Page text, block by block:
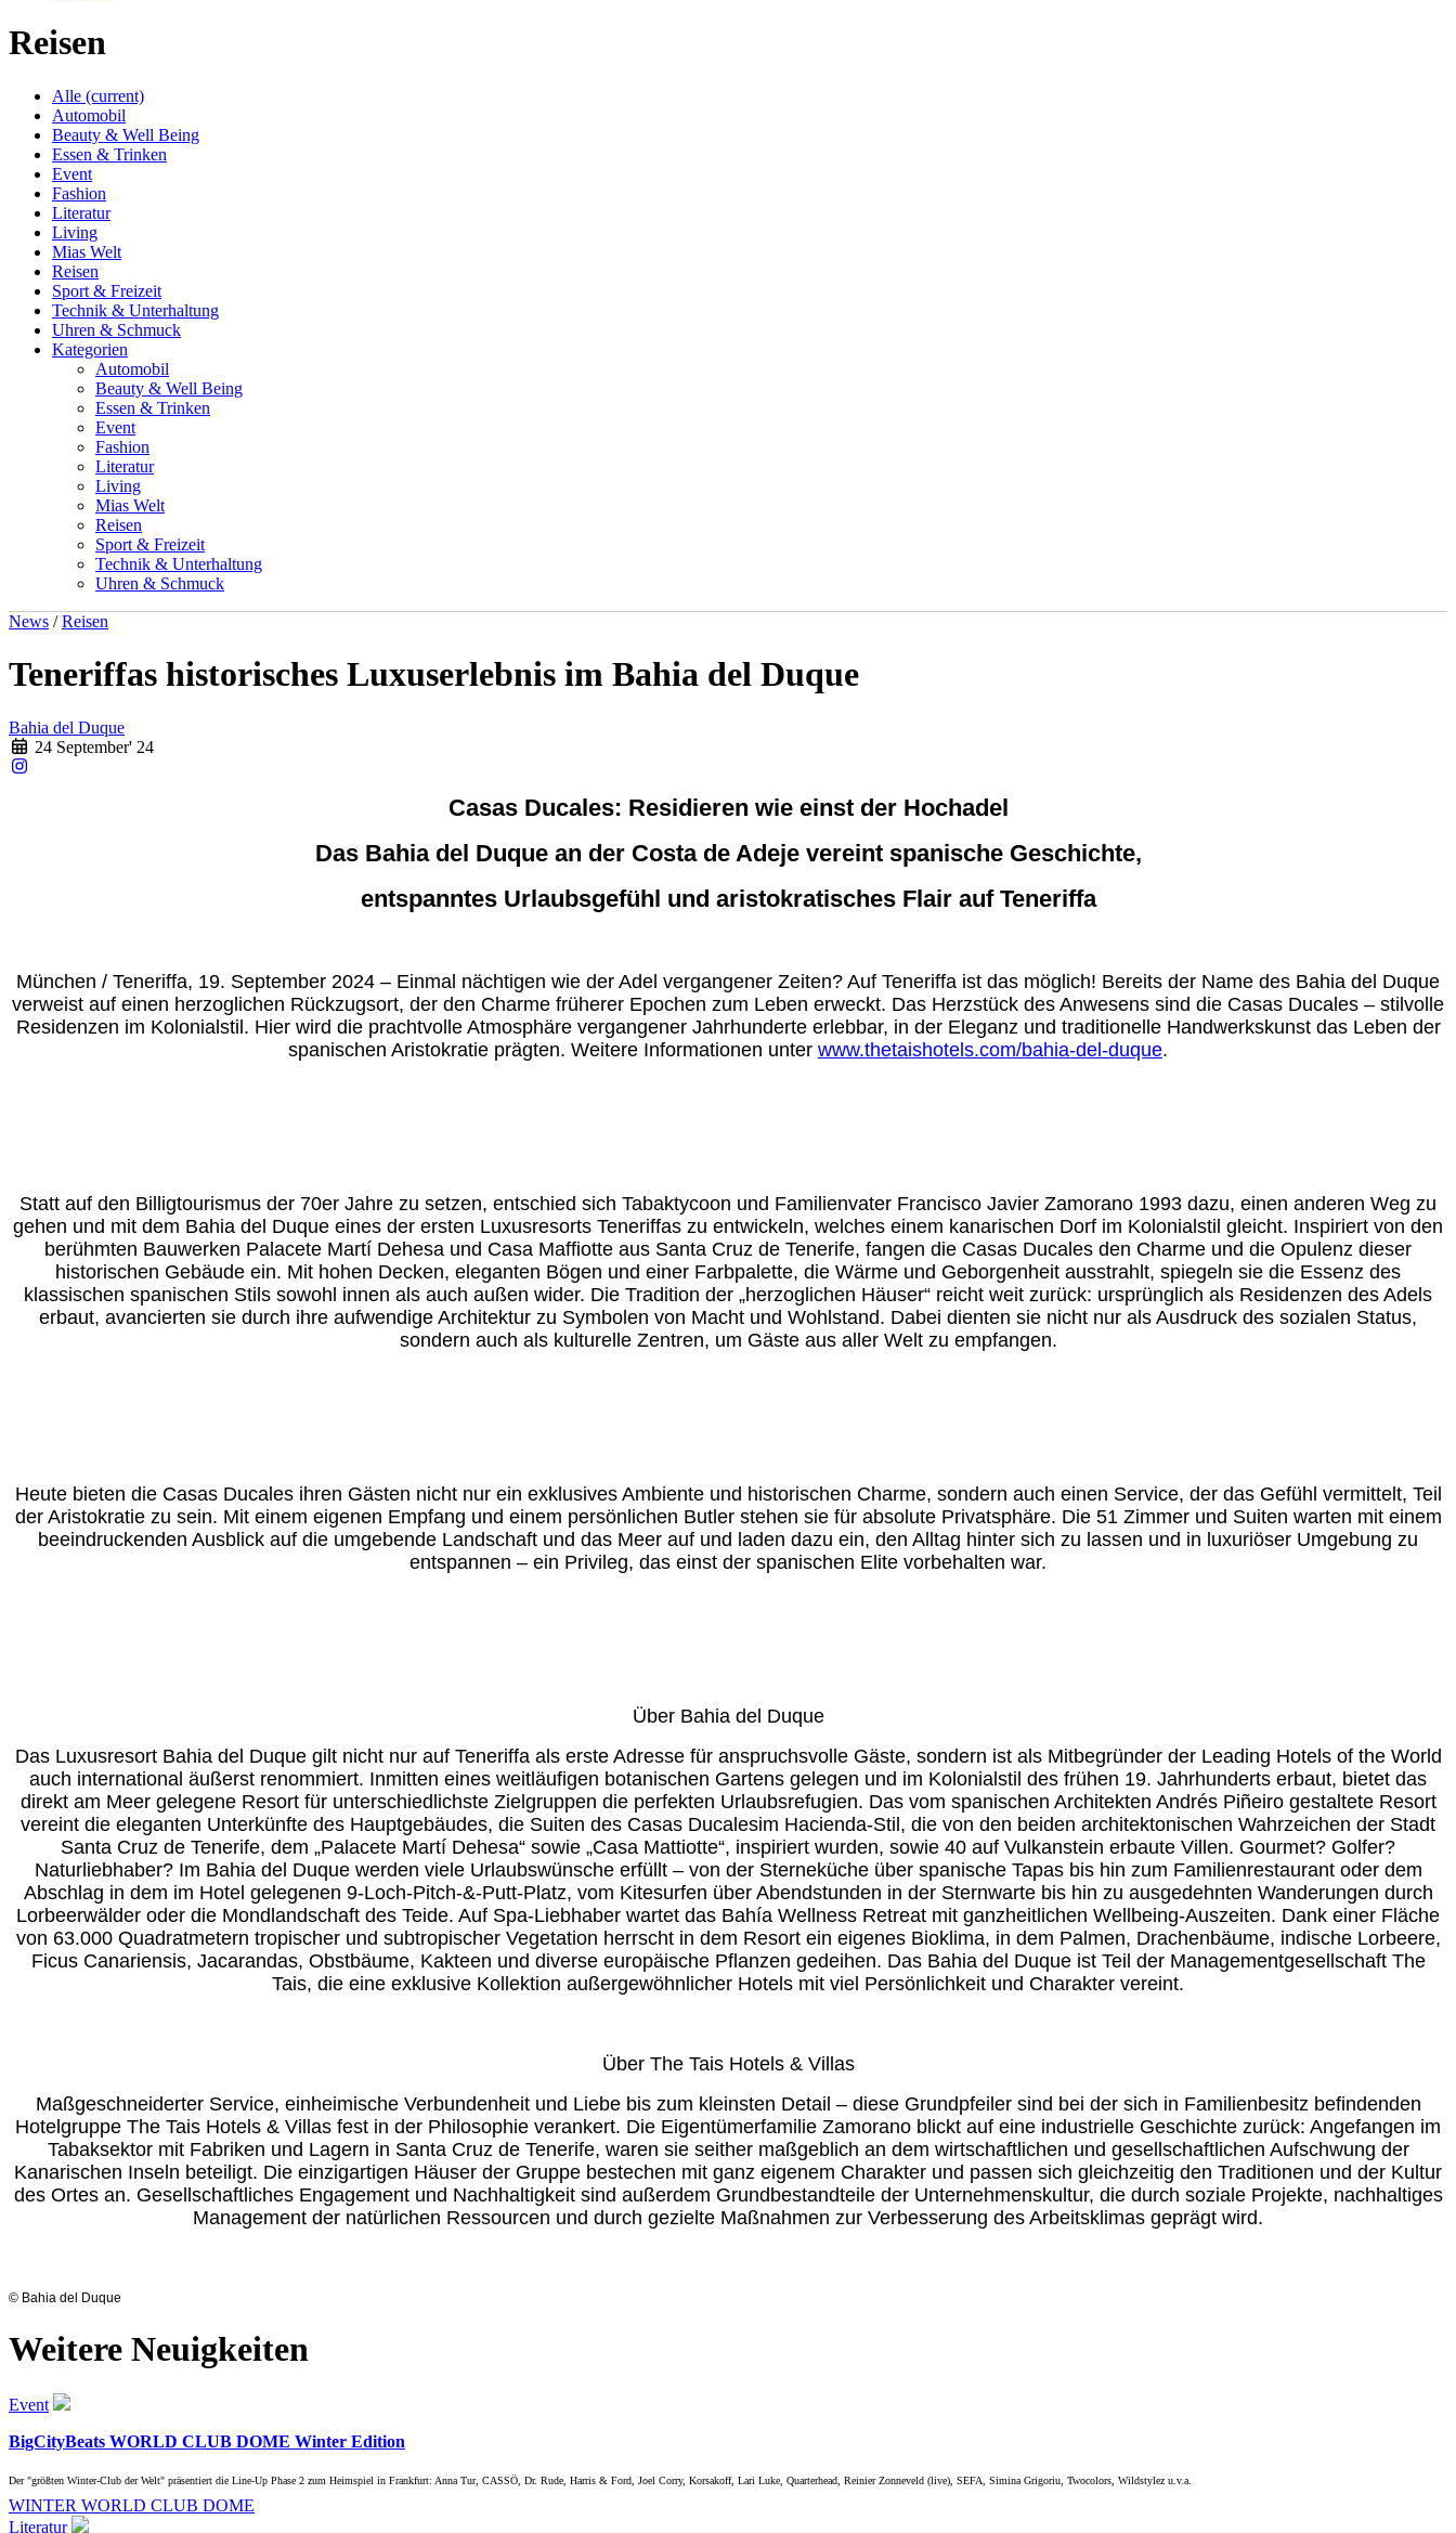
Reisen
Alle (current)
Automobil
Beauty & Well Being
Essen & Trinken
Event
Fashion
Literatur
Living
Mias Welt
Reisen
Sport & Freizeit
Technik & Unterhaltung
Uhren & Schmuck
Kategorien
Automobil
Beauty & Well Being
Essen & Trinken
Event
Fashion
Literatur
Living
Mias Welt
Reisen
Sport & Freizeit
Technik & Unterhaltung
Uhren & Schmuck
News /Reisen
Teneriffas historisches Luxuserlebnis im Bahia del Duque
Bahia del Duque
24 September' 24
Casas Ducales: Residieren wie einst der Hochadel
Das Bahia del Duque an der Costa de Adeje vereint spanische Geschichte,
entspanntes Urlaubsgefühl und aristokratisches Flair auf Teneriffa
München / Teneriffa, 19. September 2024 – Einmal nächtigen wie der Adel vergangener Zeiten? Auf Teneriffa ist das möglich! Bereits der Name des Bahia del Duque
verweist auf einen herzoglichen Rückzugsort, der den Charme früherer Epochen zum Leben erweckt. Das Herzstück des Anwesens sind die Casas Ducales – stilvolle
Residenzen im Kolonialstil. Hier wird die prachtvolle Atmosphäre vergangener Jahrhunderte erlebbar, in der Eleganz und traditionelle Handwerkskunst das Leben der
spanischen Aristokratie prägten. Weitere Informationen unter www.thetaishotels.com/bahia-del-duque.
Statt auf den Billigtourismus der 70er Jahre zu setzen, entschied sich Tabaktycoon und Familienvater Francisco Javier Zamorano 1993 dazu, einen anderen Weg zu
gehen und mit dem Bahia del Duque eines der ersten Luxusresorts Teneriffas zu entwickeln, welches einem kanarischen Dorf im Kolonialstil gleicht. Inspiriert von den
berühmten Bauwerken Palacete Martí Dehesa und Casa Maffiotte aus Santa Cruz de Tenerife, fangen die Casas Ducales den Charme und die Opulenz dieser
historischen Gebäude ein. Mit hohen Decken, eleganten Bögen und einer Farbpalette, die Wärme und Geborgenheit ausstrahlt, spiegeln sie die Essenz des
klassischen spanischen Stils sowohl innen als auch außen wider. Die Tradition der „herzoglichen Häuser“ reicht weit zurück: ursprünglich als Residenzen des Adels
erbaut, avancierten sie durch ihre aufwendige Architektur zu Symbolen von Macht und Wohlstand. Dabei dienten sie nicht nur als Ausdruck des sozialen Status,
sondern auch als kulturelle Zentren, um Gäste aus aller Welt zu empfangen.
Heute bieten die Casas Ducales ihren Gästen nicht nur ein exklusives Ambiente und historischen Charme, sondern auch einen Service, der das Gefühl vermittelt, Teil
der Aristokratie zu sein. Mit einem eigenen Empfang und einem persönlichen Butler stehen sie für absolute Privatsphäre. Die 51 Zimmer und Suiten warten mit einem
beeindruckenden Ausblick auf die umgebende Landschaft und das Meer auf und laden dazu ein, den Alltag hinter sich zu lassen und in luxuriöser Umgebung zu
entspannen – ein Privileg, das einst der spanischen Elite vorbehalten war.
Über Bahia del Duque
Das Luxusresort Bahia del Duque gilt nicht nur auf Teneriffa als erste Adresse für anspruchsvolle Gäste, sondern ist als Mitbegründer der Leading Hotels of the World
auch international äußerst renommiert. Inmitten eines weitläufigen botanischen Gartens gelegen und im Kolonialstil des frühen 19. Jahrhunderts erbaut, bietet das
direkt am Meer gelegene Resort für unterschiedlichste Zielgruppen die perfekten Urlaubsrefugien. Das vom spanischen Architekten Andrés Piñeiro gestaltete Resort
vereint die eleganten Unterkünfte des Hauptgebäudes, die Suiten des Casas Ducalesim Hacienda-Stil, die von den beiden architektonischen Wahrzeichen der Stadt
Santa Cruz de Tenerife, dem „Palacete Martí Dehesa“ sowie „Casa Mattiotte“, inspiriert wurden, sowie 40 auf Vulkanstein erbaute Villen. Gourmet? Golfer?
Naturliebhaber? Im Bahia del Duque werden viele Urlaubswünsche erfüllt – von der Sterneküche über spanische Tapas bis hin zum Familienrestaurant oder dem
Abschlag in dem im Hotel gelegenen 9-Loch-Pitch-&-Putt-Platz, vom Kitesurfen über Abendstunden in der Sternwarte bis hin zu ausgedehnten Wanderungen durch
Lorbeerwälder oder die Mondlandschaft des Teide. Auf Spa-Liebhaber wartet das Bahía Wellness Retreat mit ganzheitlichen Wellbeing-Auszeiten. Dank einer Fläche
von 63.000 Quadratmetern tropischer und subtropischer Vegetation herrscht in dem Resort ein eigenes Bioklima, in dem Palmen, Drachenbäume, indische Lorbeere,
Ficus Canariensis, Jacarandas, Obstbäume, Kakteen und diverse europäische Pflanzen gedeihen. Das Bahia del Duque ist Teil der Managementgesellschaft The
Tais, die eine exklusive Kollektion außergewöhnlicher Hotels mit viel Persönlichkeit und Charakter vereint.
Über The Tais Hotels & Villas
Maßgeschneiderter Service, einheimische Verbundenheit und Liebe bis zum kleinsten Detail – diese Grundpfeiler sind bei der sich in Familienbesitz befindenden
Hotelgruppe The Tais Hotels & Villas fest in der Philosophie verankert. Die Eigentümerfamilie Zamorano blickt auf eine industrielle Geschichte zurück: Angefangen im
Tabaksektor mit Fabriken und Lagern in Santa Cruz de Tenerife, waren sie seither maßgeblich an dem wirtschaftlichen und gesellschaftlichen Aufschwung der
Kanarischen Inseln beteiligt. Die einzigartigen Häuser der Gruppe bestechen mit ganz eigenem Charakter und passen sich gleichzeitig den Traditionen und der Kultur
des Ortes an. Gesellschaftliches Engagement und Nachhaltigkeit sind außerdem Grundbestandteile der Unternehmenskultur, die durch soziale Projekte, nachhaltiges
Management der natürlichen Ressourcen und durch gezielte Maßnahmen zur Verbesserung des Arbeitsklimas geprägt wird.
© Bahia del Duque
Weitere Neuigkeiten
Event
BigCityBeats WORLD CLUB DOME Winter Edition
Der "größten Winter-Club der Welt" präsentiert die Line-Up Phase 2 zum Heimspiel in Frankfurt: Anna Tur, CASSÖ, Dr. Rude, Harris & Ford, Joel Corry, Korsakoff, Lari Luke, Quarterhead, Reinier Zonneveld (live), SEFA, Simina Grigoriu, Twocolors, Wildstylez u.v.a.
WINTER WORLD CLUB DOME
Literatur